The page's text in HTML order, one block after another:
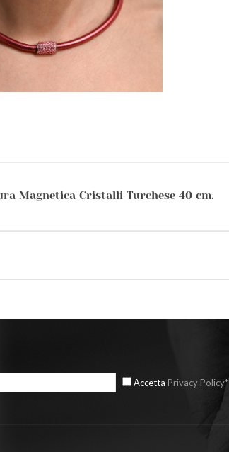
Magnetica Cristalli Turchese 40 cm.
Accetta Privacy Policy*